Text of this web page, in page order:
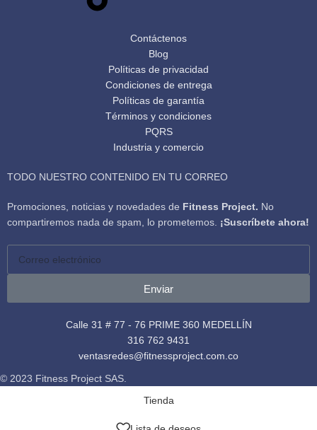
Contáctenos
Blog
Políticas de privacidad
Condiciones de entrega
Políticas de garantía
Términos y condiciones
PQRS
Industria y comercio
TODO NUESTRO CONTENIDO EN TU CORREO
Promociones, noticias y novedades de Fitness Project. No
compartiremos nada de spam, lo prometemos. ¡Suscríbete ahora!
Enviar
Calle 31 # 77 - 76 PRIME 360 MEDELLÍN
316 762 9431
ventasredes@fitnessproject.com.co
© 2023 Fitness Project SAS.
Tienda